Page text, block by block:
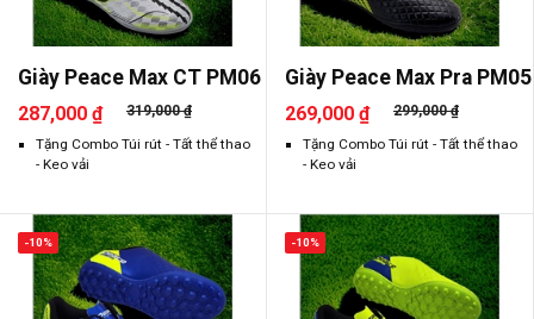
Giày Peace Max CT PM06
287,000 ₫ 319,000 ₫
Tặng Combo Túi rút - Tất thể thao
- Keo vải
Giày Peace Max Pra PM05
269,000 ₫ 299,000 ₫
Tặng Combo Túi rút - Tất thể thao
- Keo vải
-10% -10%